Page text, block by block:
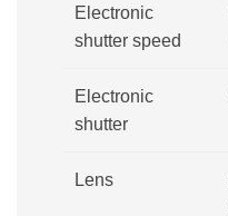
Electronic
shutter speed
Electronic
shutter
Lens